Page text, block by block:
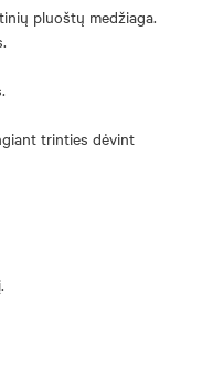
pluoštų medžiaga.
trinties dėvint